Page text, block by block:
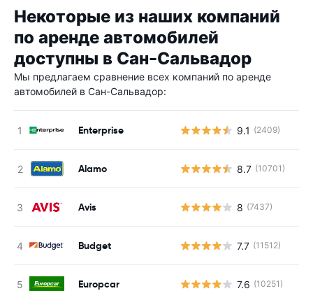
Некоторые из наших компаний
по аренде автомобилей
доступны в Сан-Сальвадор
Мы предлагаем сравнение всех компаний по аренде
автомобилей в Сан-Сальвадор:
Enterprise 9.1 (2409)
Alamo 8.7 (10701)
Avis 8 (7437)
Budget 7.7 (11512)
Europcar 7.6 (10251)